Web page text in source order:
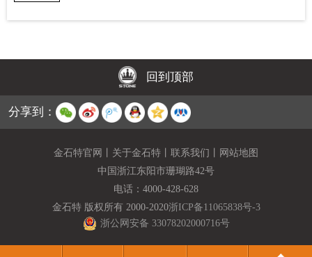
回到顶部
分享到：
金石特官网 关于金石特 联系我们
网站地图
中国浙江东阳市珊瑚路42号
电话： 4000-428-628
金石特 版权所有 2000-2020浙ICP备11065838号-3
浙公网安备 33078202000716号